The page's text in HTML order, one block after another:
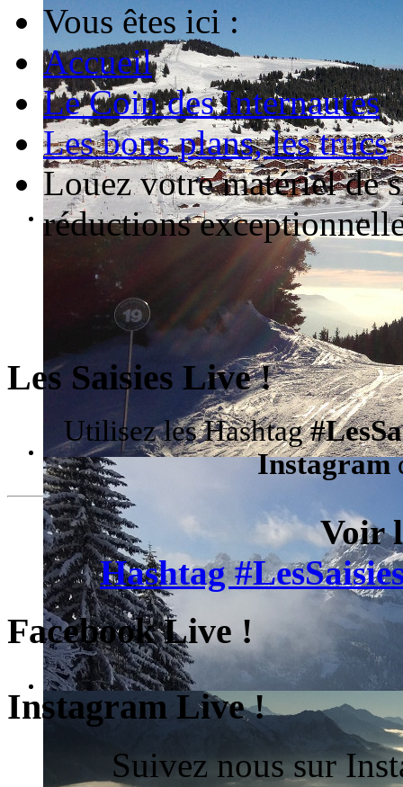
Vous êtes ici :
Accueil
Le Coin des Internautes
Les bons plans, les trucs
Louez votre matériel de
réductions
Les Saisies Live !
Utilisez les Hashtag
Instagram
Voir
Hashtag
Facebook Live !
Instagram Live !
Suivez nous sur